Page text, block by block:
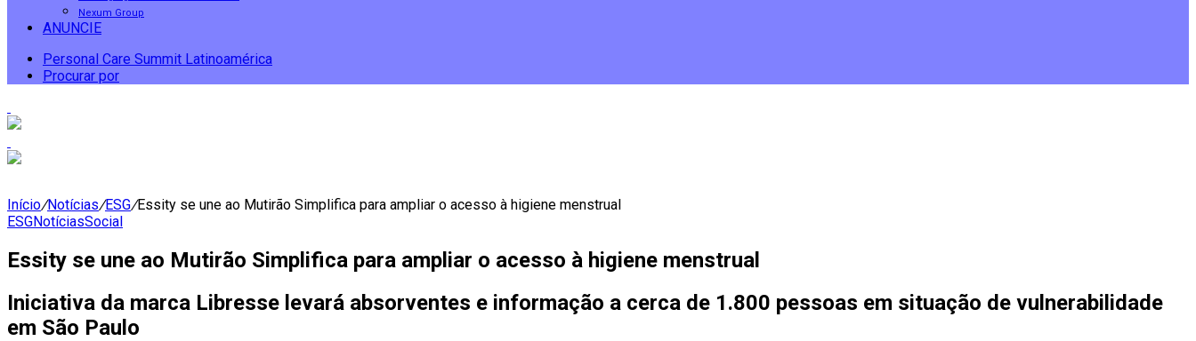
Nexum Group
ANUNCIE
Personal Care Summit Latinoamérica
Procurar por
Início/Notícias/ESG/Essity se une ao Mutirão Simplifica para ampliar o acesso à higiene menstrual
ESGNotíciasSocial
Essity se une ao Mutirão Simplifica para ampliar o acesso à higiene menstrual
Iniciativa da marca Libresse levará absorventes e informação a cerca de 1.800 pessoas em situação de vulnerabilidade
em São Paulo